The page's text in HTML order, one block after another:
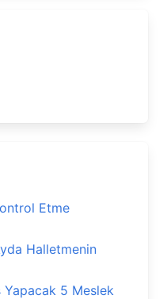
Etme
Halletmenin
Yapacak 5 Meslek